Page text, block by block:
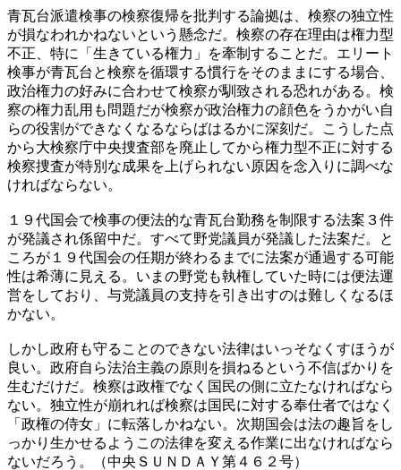
青瓦台派遣検事の検察復帰を批判する論拠は、検察の独立性
が損なわれかねないという懸念だ。検察の存在理由は権力型
不正、特に「生きている権力」を牽制することだ。エリート
検事が青瓦台と検察を循環する慣行をそのままにする場合、
政治権力の好みに合わせて検察が馴致される恐れがある。検
察の権力乱用も問題だが検察が政治権力の顔色をうかがい自
らの役割ができなくなるならばはるかに深刻だ。こうした点
から大検察庁中央捜査部を廃止してから権力型不正に対する
検察捜査が特別な成果を上げられない原因を念入りに調べな
ければならない。
１９代国会で検事の便法的な青瓦台勤務を制限する法案３件
が発議され係留中だ。すべて野党議員が発議した法案だ。と
ころが１９代国会の任期が終わるまでに法案が通過する可能
性は希薄に見える。いまの野党も執権していた時には便法運
営をしており、与党議員の支持を引き出すのは難しくなるほ
かない。
しかし政府も守ることのできない法律はいっそなくすほうが
良い。政府自ら法治主義の原則を損ねるという不信ばかりを
生むだけだ。検察は政権でなく国民の側に立たなければなら
ない。独立性が崩れれば検察は国民に対する奉仕者ではなく
「政権の侍女」に転落しかねない。次期国会は法の趣旨をし
っかり生かせるようこの法律を変える作業に出なければなら
ないだろう。（中央ＳＵＮＤＡＹ第４６２号）